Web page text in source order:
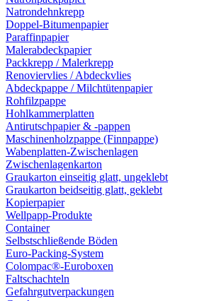
Natrondehnkrepp
Doppel-Bitumenpapier
Paraffinpapier
Malerabdeckpapier
Packkrepp / Malerkrepp
Renoviervlies / Abdeckvlies
Abdeckpappe / Milchtütenpapier
Rohfilzpappe
Hohlkammerplatten
Antirutschpapier & -pappen
Maschinenholzpappe (Finnpappe)
Wabenplatten-Zwischenlagen
Zwischenlagenkarton
Graukarton einseitig glatt, ungeklebt
Graukarton beidseitig glatt, geklebt
Kopierpapier
Wellpapp-Produkte
Container
Selbstschließende Böden
Euro-Packing-System
Colompac®-Euroboxen
Faltschachteln
Gefahrgutverpackungen